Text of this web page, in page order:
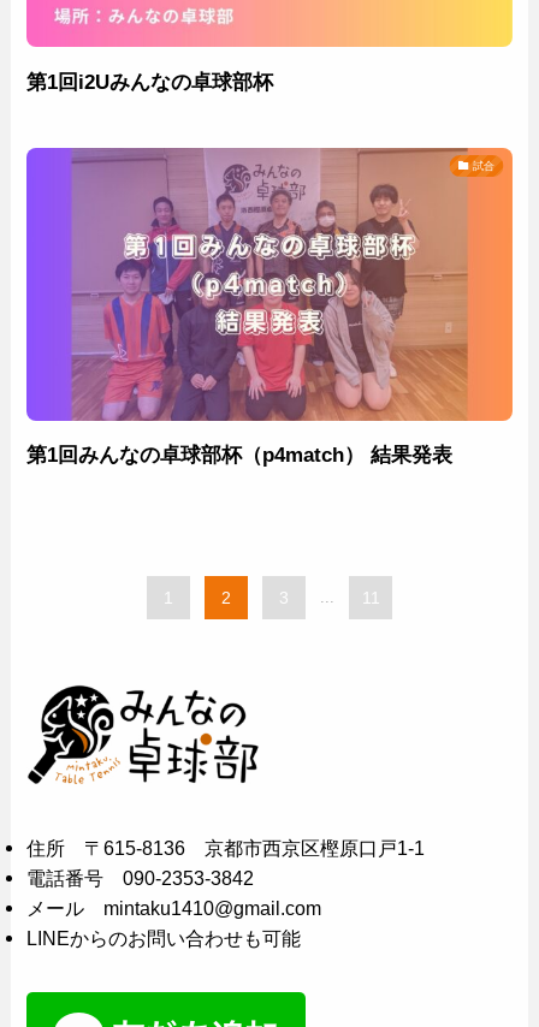
第1回i2Uみんなの卓球部杯
試合
第1回みんなの卓球部杯（p4match） 結果発表
1 2 3 ... 11
住所 〒615-8136 京都市西京区樫原口戸1-1
電話番号 090-2353-3842
メール mintaku1410@gmail.com
LINEからのお問い合わせも可能